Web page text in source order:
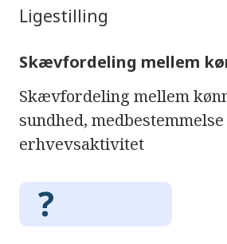
Ligestilling
Skævfordeling mellem
Skævfordeling mellem
sundhed, medbestemmelse
erhvevsaktivitet